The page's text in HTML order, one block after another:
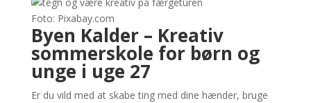
Foto: Pixabay.com
Byen Kalder – Kreativ
sommerskole for børn og
unge i uge 27
Er du vild med at skabe ting med dine hænder, bruge